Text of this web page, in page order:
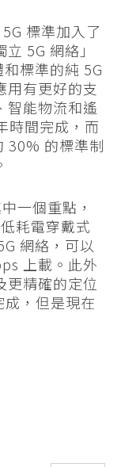
標準加入了
5G 網絡」
標準的純 5G
用有更好的支
智能物流和遙
時間完成，而
30% 的標準制
一個重點，
耗電穿戴式
網絡，可以
上載。此外
更精確的定位
，但是現在